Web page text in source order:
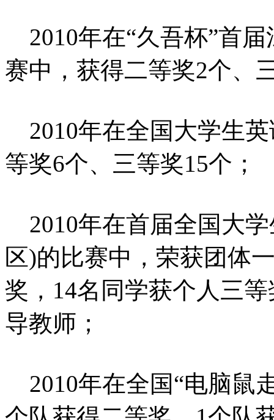
2010年在“久吾杯”首
赛中，获得二等奖2个、
2010年在全国大学生
等奖6个、三等奖15个；
2010年在首届全国大
区)的比赛中，荣获团体
奖，14名同学获个人三
导教师；
2010年在全国“电脑鼠